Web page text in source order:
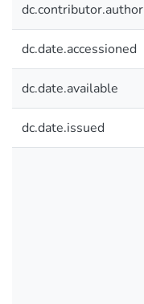
dc.contributor.author
dc.date.accessioned
dc.date.available
dc.date.issued